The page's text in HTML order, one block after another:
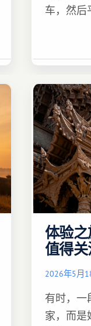
车，然后
体验之
值得
2026年5月
有时，一
家，而是